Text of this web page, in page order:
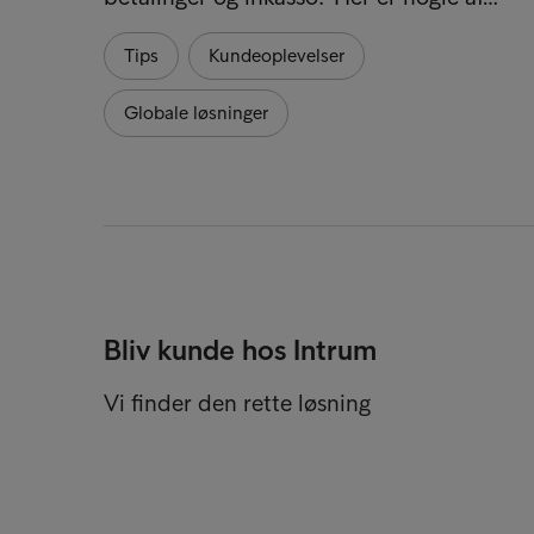
Tips Kundeoplevelser
Globale løsninger
Bliv kunde hos Intrum
Vi finder den rette løsning